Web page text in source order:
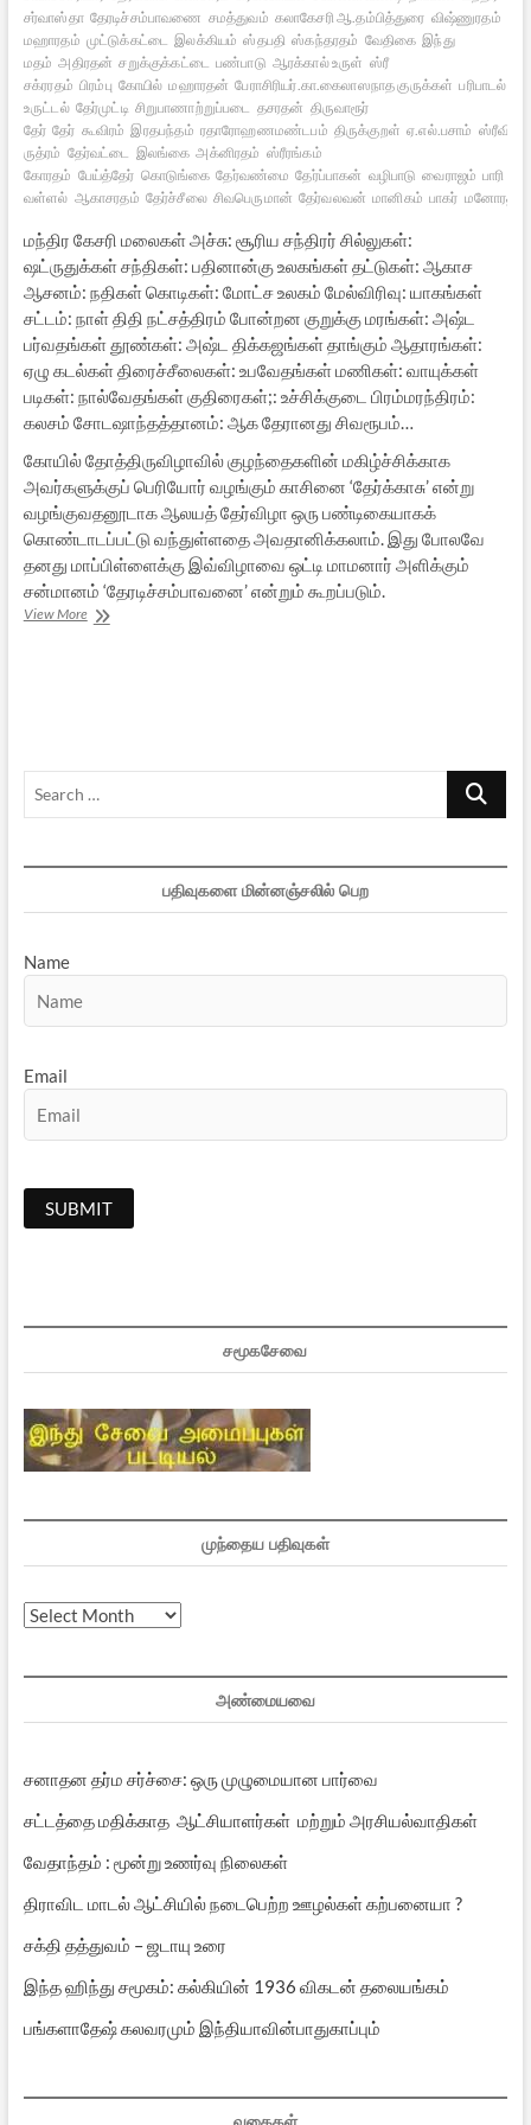
சர்வாஸ்தா தேரடிச்சம்பாவணை சமத்துவம் கலாகேசரி ஆ.தம்பித்துரை விஷ்ணுரதம்
மஹாரதம் முட்டுக்கட்டை இலக்கியம் ஸ்தபதி ஸ்கந்தரதம் வேதிகை இந்து
மதம் அதிரதன் சறுக்குக்கட்டை பண்பாடு ஆரக்கால் உருள் ஸ்ரீ
சக்ரரதம் பிரம்பு கோயில் மஹாரதன் பேராசிரியர்.கா.கைலாஸநாத குருக்கள் பரிபாடல்
உருட்டல் தேர்முட்டி சிறுபாணாற்றுப்படை தசரதன் திருவாரூர்
தேர் தேர் கூவிரம் இரதபந்தம் ரதாரோஹணமண்டபம் திருக்குறள் ஏ.எல்.பசாம்
ருத்ரம் தேர்வட்டை இலங்கை அக்னிரதம் ஸ்ரீரங்கம்
கோரதம் பேய்த்தேர் கொடுங்கை தேர்வண்மை தேர்ப்பாகன் வழிபாடு வைராஜம் பாரி
வள்ளல் ஆகாசரதம் தேர்ச்சீலை சிவபெருமான் தேர்வலவன் மானிகம் பாகர் மனோரதம்
மந்திர கேசரி மலைகள் அச்சு: சூரிய சந்திரர் சில்லுகள்:
ஷட்ருதுக்கள் சந்திகள்: பதினான்கு உலகங்கள் தட்டுகள்: ஆகாச
ஆசனம்: நதிகள் கொடிகள்: மோட்ச உலகம் மேல்விரிவு: யாகங்கள்
சட்டம்: நாள் திதி நட்சத்திரம் போன்றன குறுக்கு மரங்கள்: அஷ்ட
பர்வதங்கள் தூண்கள்: அஷ்ட திக்கஜங்கள் தாங்கும் ஆதாரங்கள்:
ஏழு கடல்கள் திரைச்சீலைகள்: உபவேதங்கள் மணிகள்: வாயுக்கள்
படிகள்: நால்வேதங்கள் குதிரைகள்;: உச்சிக்குடை பிரம்மரந்திரம்:
கலசம் சோடஷாந்தத்தானம்: ஆக தேரானது சிவரூபம்…
கோயில் தோத்திருவிழாவில் குழந்தைகளின் மகிழ்ச்சிக்காக
அவர்களுக்குப் பெரியோர் வழங்கும் காசினை ‘தேர்க்காசு’ என்று
வழங்குவதனூடாக ஆலயத் தேர்விழா ஒரு பண்டிகையாகக்
கொண்டாடப்பட்டு வந்துள்ளதை அவதானிக்கலாம். இது போலவே
தனது மாப்பிள்ளைக்கு இவ்விழாவை ஒட்டி மாமனார் அளிக்கும்
சன்மானம் ‘தேரடிச்சம்பாவனை’ என்றும் கூறப்படும்.
View Moreதேர்கள்:
Search
பதிவுகளை மின்னஞ்சலில் பெற
Name
Email
சமூகசேவை
முந்தைய பதிவுகள்
முந்தைய
அண்மையவை
சனாதன தர்ம சர்ச்சை: ஒரு முழுமையான பார்வை
சட்டத்தை மதிக்காத ஆட்சியாளர்கள் மற்றும் அரசியல்வாதிகள்
வேதாந்தம் : மூன்று உணர்வு நிலைகள்
திராவிட மாடல் ஆட்சியில் நடைபெற்ற ஊழல்கள் கற்பனையா ?
சக்தி தத்துவம் – ஜடாயு உரை
இந்த ஹிந்து சமூகம்: கல்கியின் 1936 விகடன் தலையங்கம்
பங்களாதேஷ் கலவரமும் இந்தியாவின்பாதுகாப்பும்